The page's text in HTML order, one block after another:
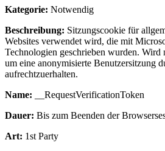
Kategorie: Notwendig
Beschreibung: Sitzungscookie für
Websites verwendet wird, die mit
Technologien geschrieben wurden. Wird
um eine anonymisierte Benutzersitzung
aufrechtzuerhalten.
Name: __RequestVerificationToken
Dauer: Bis zum Beenden der
Art: 1st Party